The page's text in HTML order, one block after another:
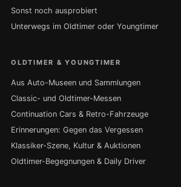
Sonst noch ausprobiert
Unterwegs im Oldtimer oder Youngtimer
OLDTIMER & YOUNGTIMER
Aus Auto-Museen und Sammlungen
Classic- und Oldtimer-Messen
Continuation Cars & Retro-Fahrzeuge
Erinnerungen: Gegen das Vergessen
Klassiker-Szene, Kultur & Auktionen
Oldtimer-Begegnungen & Daily Driver